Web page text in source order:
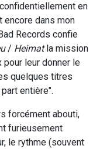
en
encore dans mon
Records confie
/ Heimatla mission
leur donner le
quelques titres
entière".
forcément abouti,
furieusement
le rythme (souvent